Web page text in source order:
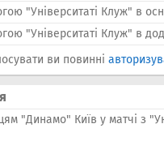
"Університаті Клуж" в
"Університаті Клуж" в
ви повинні
"Динамо" Київ у матчі з